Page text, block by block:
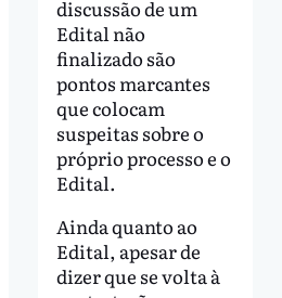
discussão de um
Edital não
finalizado são
pontos marcantes
que colocam
suspeitas sobre o
próprio processo e o
Edital.
Ainda quanto ao
Edital, apesar de
dizer que se volta à